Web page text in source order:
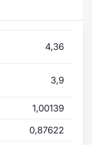
4,36
3,9
1,00139
0,87622